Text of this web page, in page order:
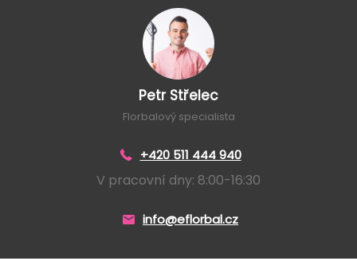
Petr Střelec
Florbalový specialista
+420 511 444 940
V pracovní dny: 8:00-16:30
info@eflorbal.cz